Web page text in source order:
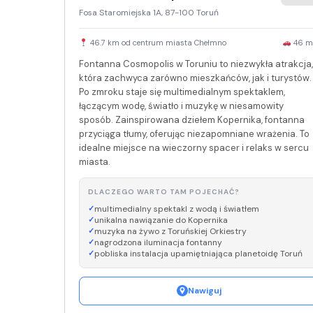
Fosa Staromiejska 1A, 87-100 Toruń
46.7 km od centrum miasta Chełmno 46
Fontanna Cosmopolis w Toruniu to niezwykła atrakcja,
która zachwyca zarówno mieszkańców, jak i turystów.
Po zmroku staje się multimedialnym spektaklem,
łączącym wodę, światło i muzykę w niesamowity
sposób. Zainspirowana dziełem Kopernika, fontanna
przyciąga tłumy, oferując niezapomniane wrażenia. To
idealne miejsce na wieczorny spacer i relaks w sercu
miasta.
DLACZEGO WARTO TAM POJECHAĆ?
multimedialny spektakl z wodą i światłem
unikalna nawiązanie do Kopernika
muzyka na żywo z Toruńskiej Orkiestry
nagrodzona iluminacja fontanny
pobliska instalacja upamiętniająca planetoidę Toruń
Nawiguj